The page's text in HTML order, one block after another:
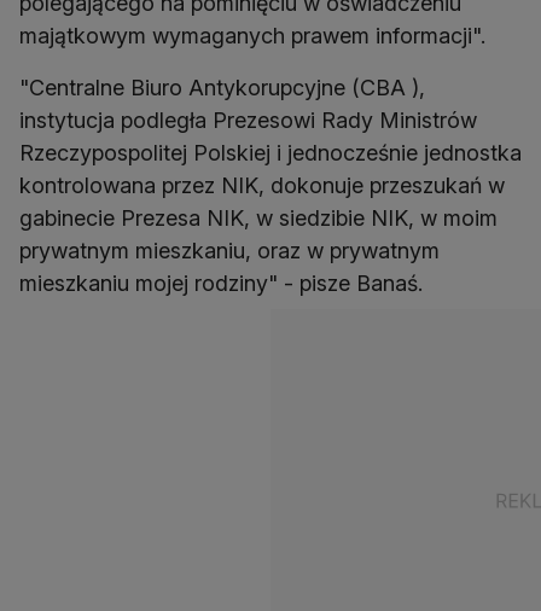
majątkowym wymaganych prawem informacji".
"Centralne Biuro Antykorupcyjne (CBA ),
instytucja podległa Prezesowi Rady Ministrów
Rzeczypospolitej Polskiej i jednocześnie jednostka
kontrolowana przez NIK, dokonuje przeszukań w
gabinecie Prezesa NIK, w siedzibie NIK, w moim
prywatnym mieszkaniu, oraz w prywatnym
mieszkaniu mojej rodziny" - pisze Banaś.